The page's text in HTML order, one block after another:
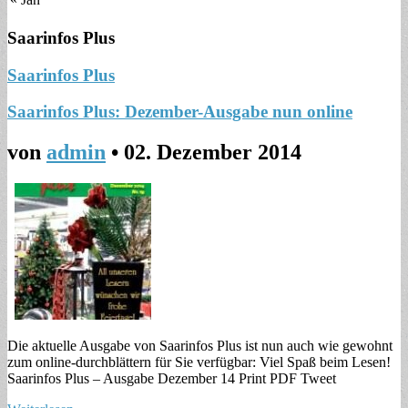
Saarinfos Plus
Saarinfos Plus
Saarinfos Plus: Dezember-Ausgabe nun online
von admin • 02. Dezember 2014
Die aktuelle Ausgabe von Saarinfos Plus ist nun auch wie gewohnt
zum online-durchblättern für Sie verfügbar: Viel Spaß beim Lesen!
Saarinfos Plus – Ausgabe Dezember 14 Print PDF Tweet